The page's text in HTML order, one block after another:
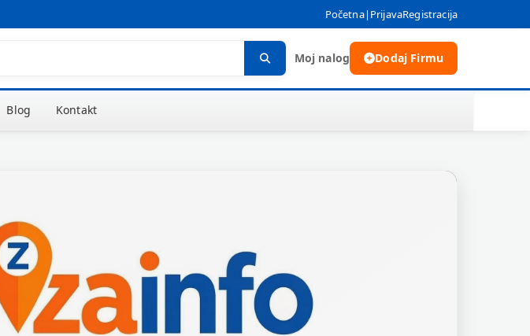
Početna| PrijavaRegistracija
Moj nalog Dodaj Firmu
Blog Kontakt